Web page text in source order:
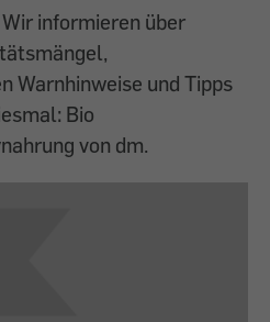
informieren über
Warnhinweise und Tipps
Bio
von dm.